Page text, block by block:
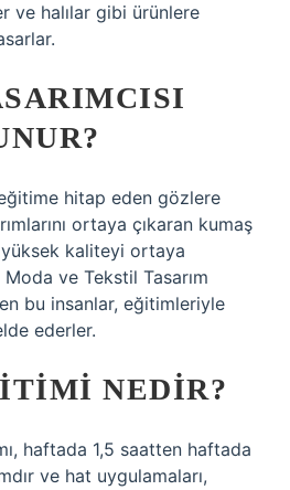
ve halılar gibi ürünlere
hitap eden gözlere
ortaya çıkaran kumaş
yüksek kaliteyi ortaya
ve Tekstil Tasarım
bu insanlar, eğitimleriyle
ederler.
NEDIR?
haftada 1,5 saatten haftada
ve hat uygulamaları,